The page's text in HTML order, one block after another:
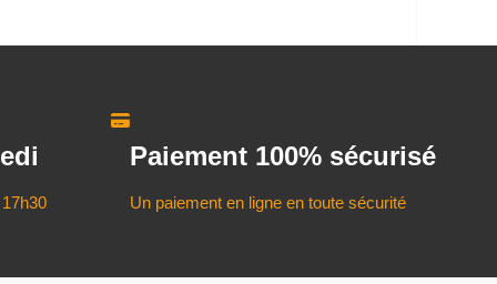
Paiement 100% sécurisé
Un paiement en ligne en toute sécurité